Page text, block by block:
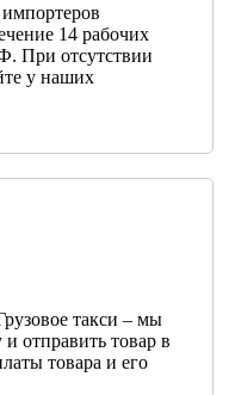
импортеров
14 рабочих
При отсутствии
у наших
такси – мы
отправить товар в
товара и его